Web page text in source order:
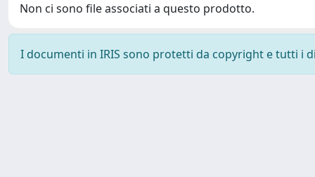
Non ci sono file associati a questo prodotto.
I documenti in IRIS sono protetti da copyright e tutti i